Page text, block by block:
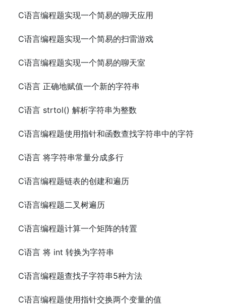
C语言编程题实现一个简易的聊天应用
C语言编程题实现一个简易的扫雷游戏
C语言编程题实现一个简易的聊天室
C语言 正确地赋值一个新的字符串
C语言 strtol() 解析字符串为整数
C语言编程题使用指针和函数查找字符串中的字符
C语言 将字符串常量分成多行
C语言编程题链表的创建和遍历
C语言编程题二叉树遍历
C语言编程题计算一个矩阵的转置
C语言 将 int 转换为字符串
C语言编程题查找子字符串5种方法
C语言编程题使用指针交换两个变量的值